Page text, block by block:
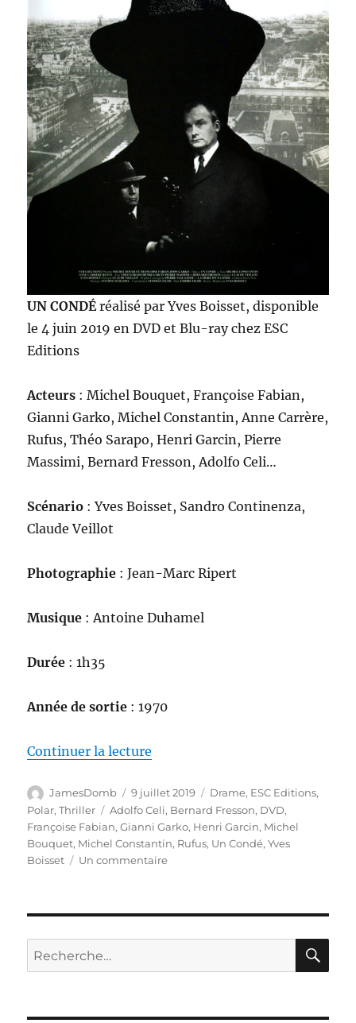
UN CONDÉréalisé par Yves Boisset, disponible
le 4 juin 2019 en DVD et Blu-ray chez ESC
Editions
Acteurs : Michel Bouquet, Françoise Fabian,
Gianni Garko, Michel Constantin, Anne Carrère,
Rufus, Théo Sarapo, Henri Garcin, Pierre
Massimi, Bernard Fresson, Adolfo Celi…
Scénario : Yves Boisset, Sandro Continenza,
Claude Veillot
Photographie : Jean-Marc Ripert
Musique : Antoine Duhamel
Durée : 1h35
Année de sortie : 1970
Continuer la lecture
Auteur
JamesDomb
Publié
le
9 juillet 2019 Catégories
Drame, ESC Editions,
Polar,Thriller Étiquettes
Adolfo Celi, Bernard Fresson, DVD,
Françoise Fabian,Gianni Garko, Henri Garcin, Michel
Bouquet, Michel Constantin, Rufus, Un Condé,Yves
Boisset
Un commentairesur
Condé,
par
Recherche
pour :